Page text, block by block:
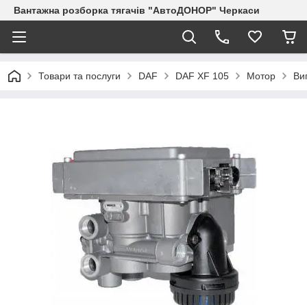
Вантажна розборка тягачів "АвтоДОНОР" Черкаси
Товари та послуги DAF DAF XF 105 Мотор